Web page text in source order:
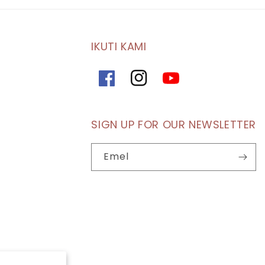
IKUTI KAMI
FacebookInstagramYouTube
SIGN UP FOR OUR NEWSLETTER
Emel